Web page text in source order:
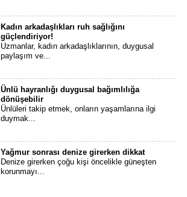
Kadın arkadaşlıkları ruh sağlığını
güçlendiriyor!
​Uzmanlar, kadın arkadaşlıklarının, duygusal
paylaşım ve...
Ünlü hayranlığı duygusal bağımlılığa
dönüşebilir
​Ünlüleri takip etmek, onların yaşamlarına ilgi
duymak...
Yağmur sonrası denize girerken dikkat
Denize girerken çoğu kişi öncelikle güneşten
korunmayı...